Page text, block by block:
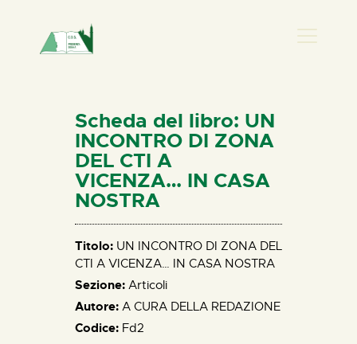
HOME
CHI SIAMO
NEWS
PERCORSI
BIBLIOTECA
ELISA SALERNO
CONTATTI
Scheda del libro: UN
INCONTRO DI ZONA
DEL CTI A
VICENZA… IN CASA
NOSTRA
Titolo: UN INCONTRO DI ZONA DEL
CTI A VICENZA… IN CASA NOSTRA
Sezione: Articoli
Autore: A CURA DELLA REDAZIONE
Codice: Fd2